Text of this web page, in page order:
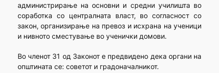
администрирање на основни и средни училишта во
соработка со централната власт, во согласност со
закон, организирање на превоз и исхрана на ученици
и нивното сместување во ученички домови.
Во членот 31 од Законот е предвидено дека органи на
општината се: советот и градоначалникот.